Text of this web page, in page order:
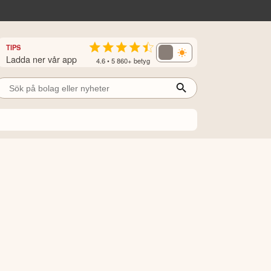
TIPS
Ladda ner vår app 4.6 • 5 860+ betyg